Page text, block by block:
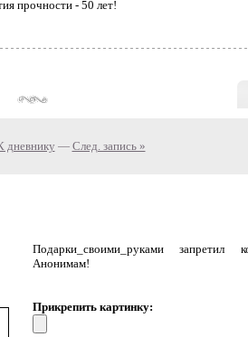
прочности - 50 лет!
дневнику — След. запись »
Подарки_своими_руками запретил
Анонимам!
Прикрепить картинку: